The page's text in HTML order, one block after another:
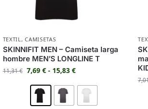
TEXTIL,CAMISETAS
SKINNIFIT MEN – Camiseta larga
hombre MEN’S LONGLINE T
11,31€ 7,69 € - 15,83 €